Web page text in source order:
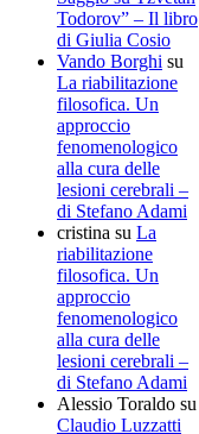
Todorov” – Il libro
di Giulia Cosio
Vando Borghi su
La riabilitazione
filosofica. Un
approccio
fenomenologico
alla cura delle
lesioni cerebrali –
di Stefano Adami
cristina su La
riabilitazione
filosofica. Un
approccio
fenomenologico
alla cura delle
lesioni cerebrali –
di Stefano Adami
Alessio Toraldo su
Claudio Luzzatti